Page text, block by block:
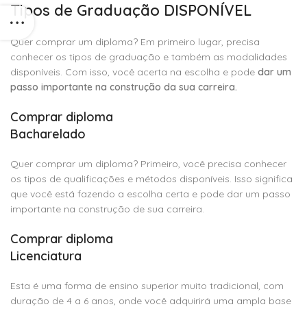
Tipos de Graduação DISPONÍVEL
Quer comprar um diploma? Em primeiro lugar, precisa
conhecer os tipos de graduação e também as modalidades
disponíveis. Com isso, você acerta na escolha e pode dar um
passo importante na construção da sua carreira.
Comprar diploma
Bacharelado
Quer comprar um diploma? Primeiro, você precisa conhecer
os tipos de qualificações e métodos disponíveis. Isso significa
que você está fazendo a escolha certa e pode dar um passo
importante na construção de sua carreira.
Comprar diploma
Licenciatura
Esta é uma forma de ensino superior muito tradicional, com
duração de 4 a 6 anos, onde você adquirirá uma ampla base